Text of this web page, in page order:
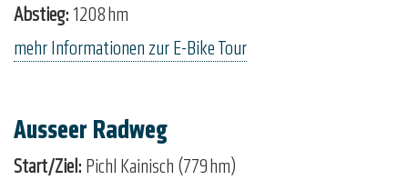
Abstieg: 1208 hm
mehr Informationen zur E-Bike Tour
Ausseer Radweg
Start/Ziel: Pichl Kainisch (779 hm)